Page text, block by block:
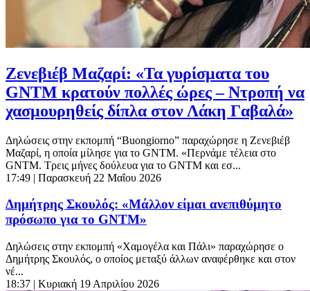
Ζενεβιέβ Μαζαρί: «Τα γυρίσματα του
GNTM κρατούν πολλές ώρες – Ντροπή να
χασμουρηθείς δίπλα στον Λάκη Γαβαλά»
Δηλώσεις στην εκπομπή “Buongiorno” παραχώρησε η Ζενεβιέβ
Μαζαρί, η οποία μίλησε για το GNTM. «Περνάμε τέλεια στο
GNTM. Τρεις μήνες δούλευα για το GNTM και εσ...
17:49 | Παρασκευή 22 Μαΐου 2026
Δημήτρης Σκουλός: «Μάλλον είμαι ανεπιθύμητο
πρόσωπο για το GNTM»
Δηλώσεις στην εκπομπή «Χαμογέλα και Πάλι» παραχώρησε ο
Δημήτρης Σκουλός, ο οποίος μεταξύ άλλων αναφέρθηκε και στον
νέ...
18:37 | Κυριακή 19 Απριλίου 2026